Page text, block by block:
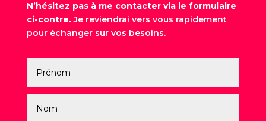
N’hésitez pas à me contacter via le formulaire
ci-contre.Je reviendrai vers vous rapidement
pour échanger sur vos besoins.